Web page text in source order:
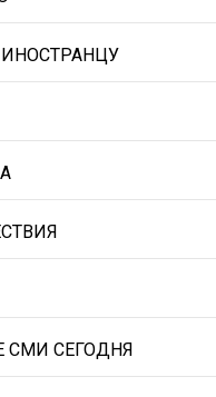
СМИ СЕГОДНЯ